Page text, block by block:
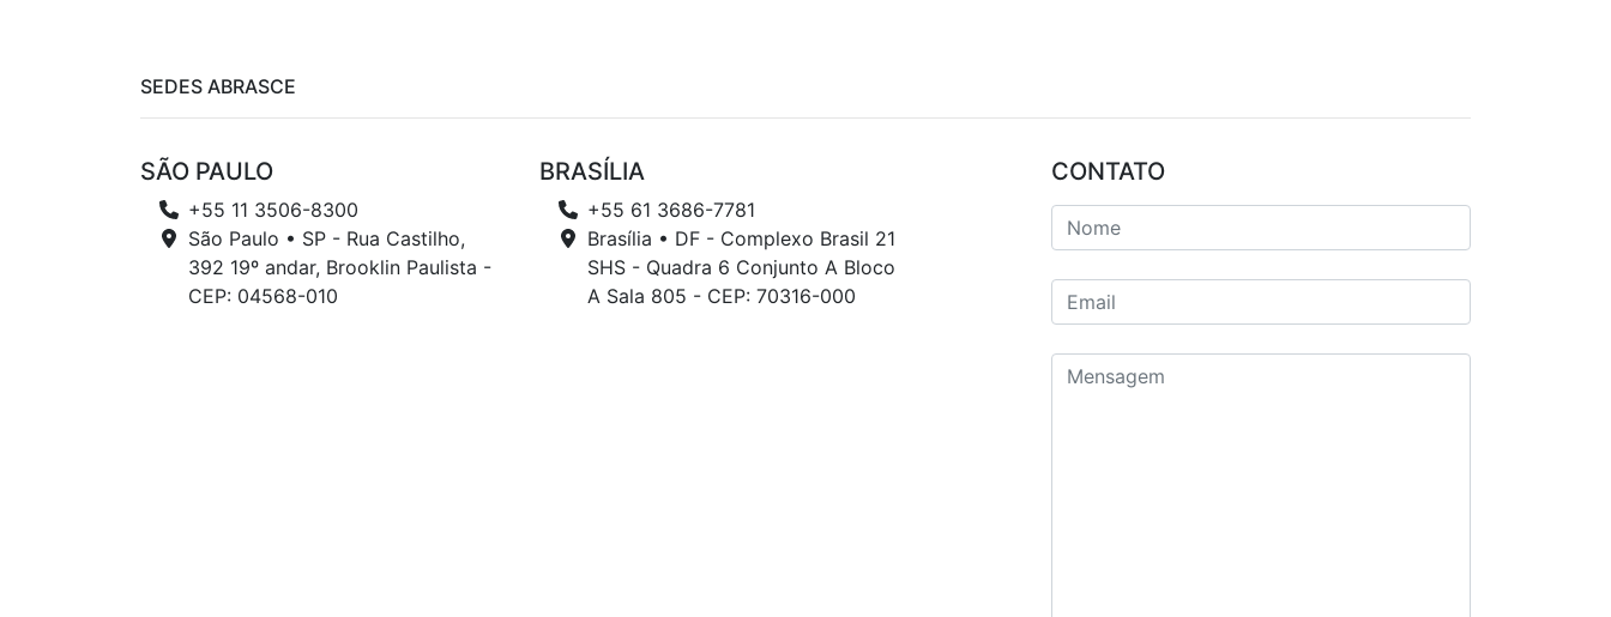
SEDES ABRASCE
SÃO PAULO
+55 11 3506-8300
São Paulo • SP - Rua Castilho,
392 19º andar, Brooklin Paulista -
CEP: 04568-010
BRASÍLIA
+55 61 3686-7781
Brasília • DF - Complexo Brasil 21
SHS - Quadra 6 Conjunto A Bloco
A Sala 805 - CEP: 70316-000
CONTATO